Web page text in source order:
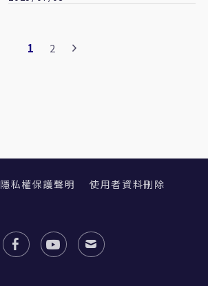
1 2
隱私權保護聲明 使用者資料刪除